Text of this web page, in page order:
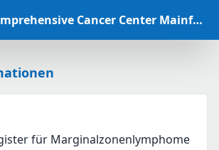
Comprehensive Cancer Center Mainfranken Studiendatenbank
für Marginalzonenlymphome